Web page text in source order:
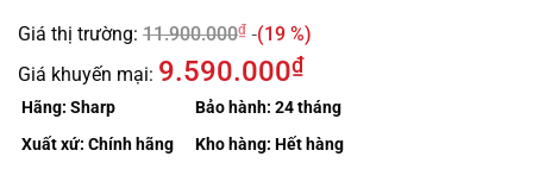
Giá thị trường: 11.900.000₫
(19 %)
Giá khuyến mại: 9.590.000₫
Hãng: Sharp
Xuất xứ: Chính hãng
Bảo hành: 24 tháng
Kho hàng: Hết hàng